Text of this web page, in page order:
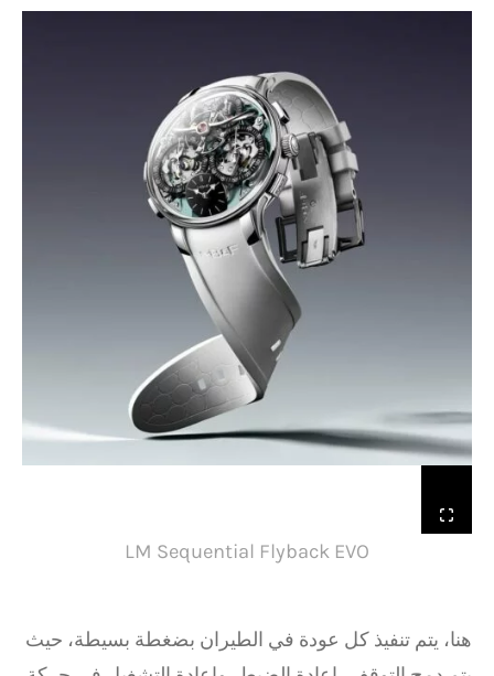
LM Sequential Flyback EVO
هنا، يتم تنفيذ كل عودة في الطيران بضغطة بسيطة، حيث